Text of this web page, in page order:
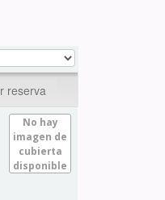
reserva
No hay
imagen de
cubierta
disponible